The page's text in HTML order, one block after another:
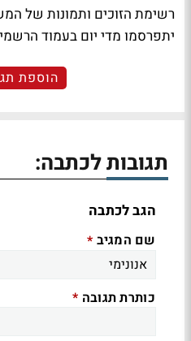
רשימת הזוכים ותמונות של
יתפרסמו מדי יום בעמוד
הוספת
תגובות לכתבה:
הגב לכתבה
שם המגיב *
כותרת תגובה *